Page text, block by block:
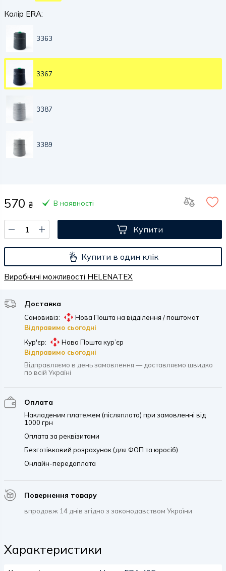
Колір ERA:
3363
3367
3387
3389
570 ₴ В наявності
Купити
Купити в один клік
Виробничі можливості HELENATEX
Доставка
Самовивіз:
Нова Пошта на відділення / поштомат
Відправимо сьогодні
Кур'єр:
Нова Пошта кур’єр
Відправимо сьогодні
Відправляємо в день замовлення — доставляємо швидко
по всій Україні
Оплата
Накладеним платежем (післяплата) при замовленні від
1000 грн
Оплата за реквізитами
Безготівковий розрахунок (для ФОП та юросіб)
Онлайн-передоплата
Повернення товару
впродовж 14 днів згідно з законодавством України
Характеристики